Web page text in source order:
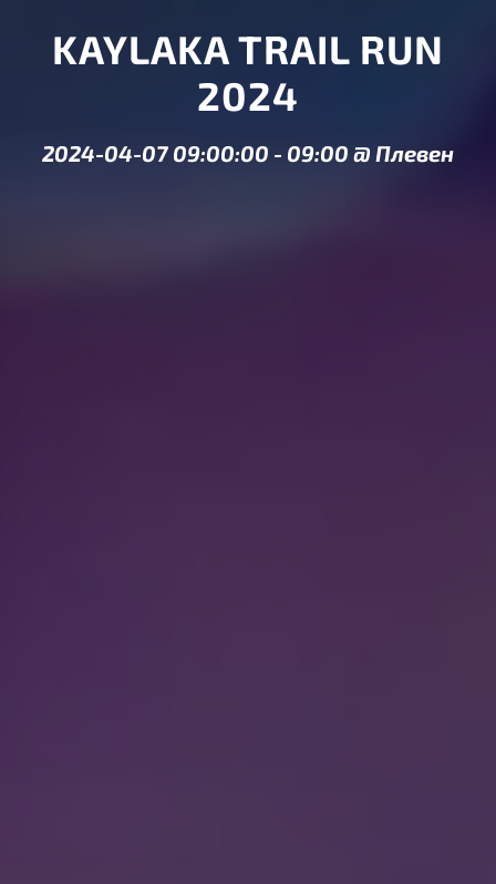
KAYLAKA TRAIL RUN
2024
2024-04-07 09:00:00 - 09:00 @ Плевен